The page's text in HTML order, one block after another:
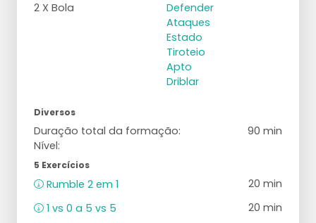
2 X Bola
Defender
Ataques
Estado
Tiroteio
Apto
Driblar
Diversos
Duração total da formação:
90 min
Nível:
5 Exercícios
Rumble 2 em 1
20 min
1 vs 0 a 5 vs 5
20 min